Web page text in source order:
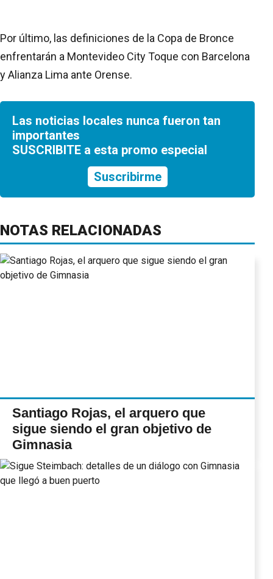
Por último, las definiciones de la Copa de Bronce
enfrentarán a Montevideo City Toque con Barcelona
y Alianza Lima ante Orense.
Las noticias locales nunca fueron tan
importantes
SUSCRIBITE a esta promo especial
Suscribirme
NOTAS RELACIONADAS
Santiago Rojas, el arquero que
sigue siendo el gran objetivo de
Gimnasia